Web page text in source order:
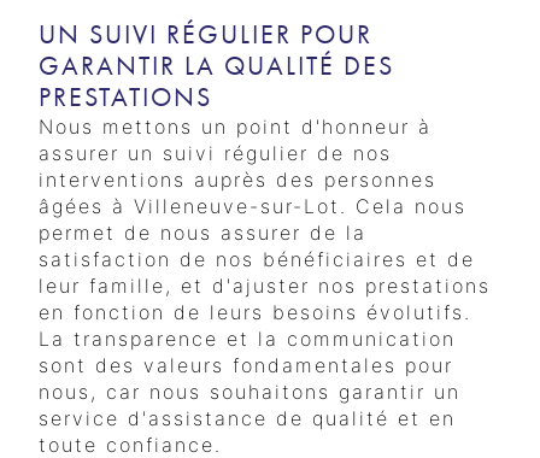
UN SUIVI RÉGULIER POUR
GARANTIR LA QUALITÉ DES
PRESTATIONS
Nous mettons un point d'honneur à
assurer un suivi régulier de nos
interventions auprès des personnes
âgées à Villeneuve-sur-Lot. Cela nous
permet de nous assurer de la
satisfaction de nos bénéficiaires et de
leur famille, et d'ajuster nos prestations
en fonction de leurs besoins évolutifs.
La transparence et la communication
sont des valeurs fondamentales pour
nous, car nous souhaitons garantir un
service d'assistance de qualité et en
toute confiance.